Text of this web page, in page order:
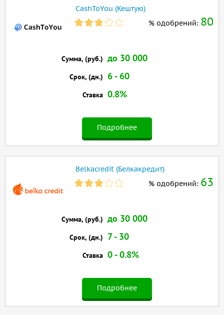
CashToYou (Кештую)
% одобрений: 80
Подробнее
Сумма, (руб.) до 30 000
Срок, (дн.) 6 - 60
Ставка 0.8%
Belkacredit (Белкакредит)
% одобрений: 63
Подробнее
Сумма, (руб.) до 30 000
Срок, (дн.) 7 - 30
Ставка 0 - 0.8%